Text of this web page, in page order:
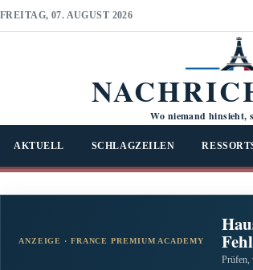
FREITAG, 07. AUGUST 2026
Wo niemand hinsieht,
AKTUELL SCHLAGZEILEN
ANZEIGE · FRANCE PREMIUM ACADEMY
Prüfen,